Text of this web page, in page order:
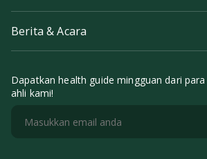
Berita & Acara
Dapatkan health guide mingguan dari para
ahli kami!